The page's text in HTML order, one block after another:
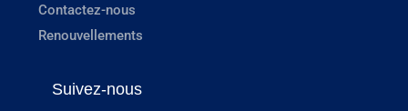
Contactez-nous
Renouvellements
Suivez-nous